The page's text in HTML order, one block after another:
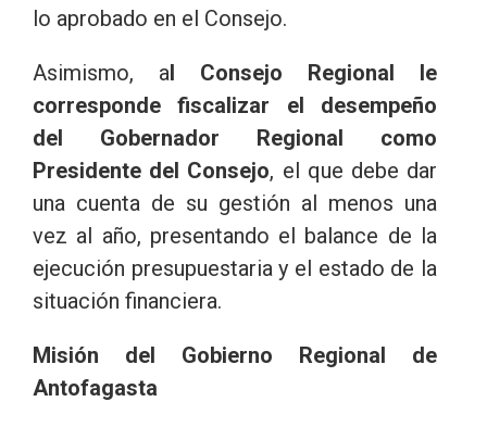
lo aprobado en el Consejo.
Asimismo, al Consejo Regional le
corresponde fiscalizar el desempeño
del Gobernador Regional como
Presidente del Consejo, el que debe dar
una cuenta de su gestión al menos una
vez al año, presentando el balance de la
ejecución presupuestaria y el estado de la
situación financiera.
Misión del Gobierno Regional de
Antofagasta